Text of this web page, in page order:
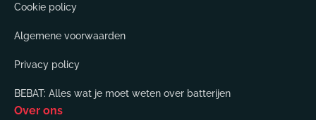
Cookie policy
Algemene voorwaarden
Privacy policy
BEBAT: Alles wat je moet weten over batterijen
Over ons